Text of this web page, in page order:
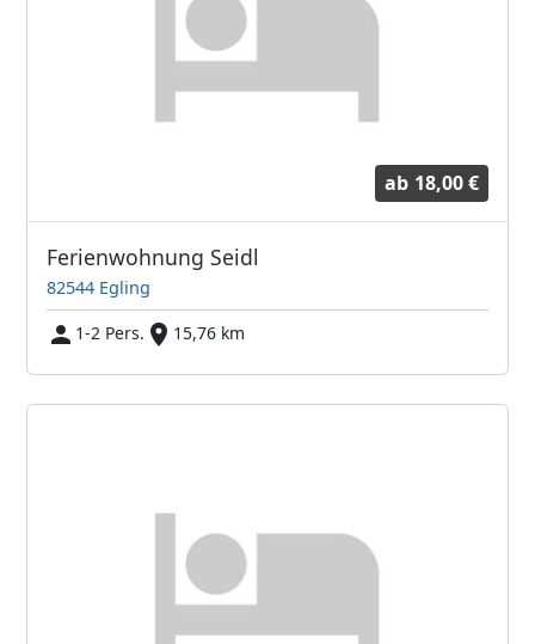
ab 18,00 €
Ferienwohnung Seidl
82544 Egling
1-2 Pers.
15,76 km